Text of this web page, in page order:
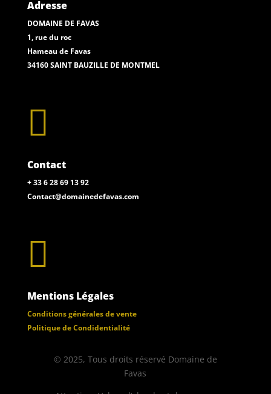
Adresse
DOMAINE DE FAVAS
1, rue du roc
Hameau de Favas
34160 SAINT BAUZILLE DE MONTMEL

Contact
+ 33 6 28 69 13 92
Contact@domainedefavas.com

Mentions Légales
Conditions générales de vente
Politique de Condidentialité
© 2025, Tous droits réservé Domaine de
Favas